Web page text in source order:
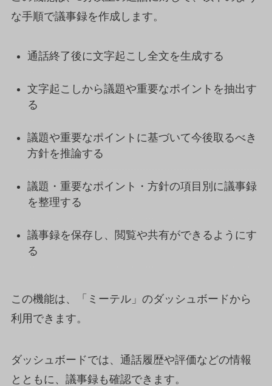
な手順で議事録を作成します。
通話終了後に文字起こし全文を生成する
文字起こしから議題や重要なポイントを抽出す
る
議題や重要なポイントに基づいて今後取るべき
方針を推論する
議題・重要なポイント・方針の項目別に議事録
を整理する
議事録を保存し、閲覧や共有ができるようにす
る
この機能は、「ミーテル」のダッシュボードから
利用できます。
ダッシュボードでは、通話履歴や評価などの情報
とともに、議事録も確認できます。